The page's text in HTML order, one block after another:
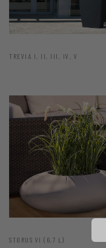
TREVIA I, II, III, IV, V
STORUS VI (6,7 L)